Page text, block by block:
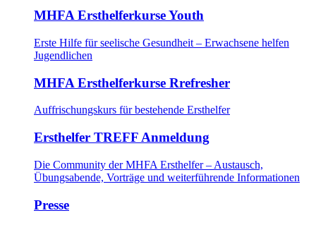
MHFA Ersthelferkurse Youth
Erste Hilfe für seelische Gesundheit – Erwachsene helfen
Jugendlichen
MHFA Ersthelferkurse Rrefresher
Auffrischungskurs für bestehende Ersthelfer
Ersthelfer TREFF Anmeldung
Die Community der MHFA Ersthelfer – Austausch,
Übungsabende, Vorträge und weiterführende Informationen
Presse